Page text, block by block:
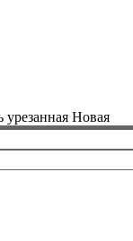
урезанная Новая